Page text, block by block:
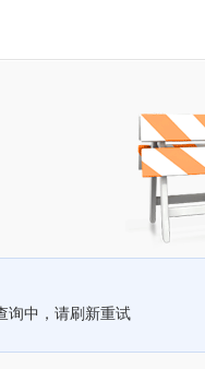
询中，请刷新重试